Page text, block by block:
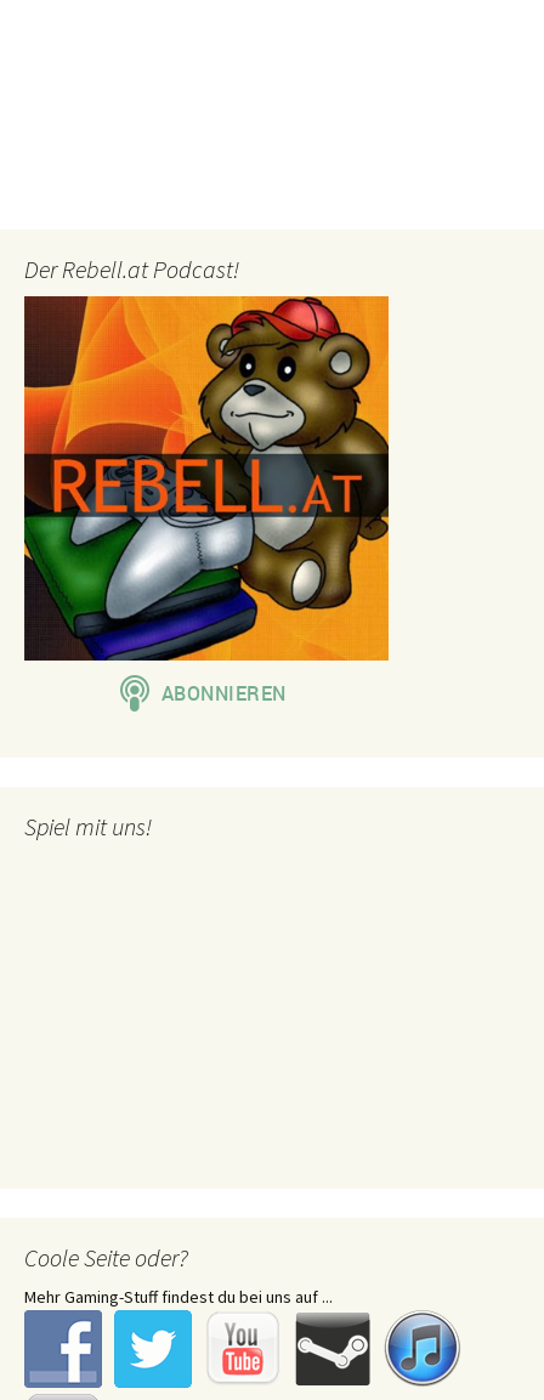
Der Rebell.at Podcast!
Spiel mit uns!
Coole Seite oder?
Mehr Gaming-Stuff findest du bei uns auf ...